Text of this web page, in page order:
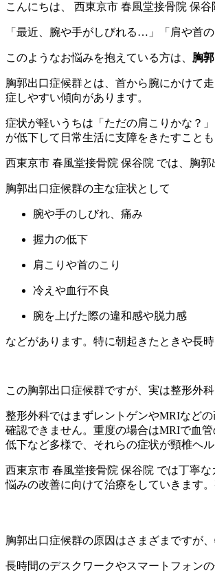
こんにちは、 西東京市 春風堂接骨院 保谷
「最近、腕や手がしびれる…」「肩や首
このようなお悩みを抱えている方は、 胸
胸郭出口症候群とは、首から腕にかけて
症しやすい傾向があります。
症状が軽いうちは「ただの肩こりかな？
が低下して日常生活に支障をきたすことも
西東京市 春風堂接骨院 保谷院 では、胸
胸郭出口症候群の主な症状として
腕や手のしびれ、痛み
握力の低下
肩こりや首のこり
冷えや血行不良
腕を上げた際の違和感や脱力感
などがあります。特に朝起きたときや長
この胸郭出口症候群ですが、実は整形外
整形外科ではまずレントゲンやMRIなど
確認できません。重度の場合はMRIで血
低下など多様で、それらの症状が頸椎ヘ
西東京市 春風堂接骨院 保谷院 では丁寧
悩みの改善に向けて治療をしていきます
胸郭出口症候群の原因はさまざまですが
長時間のデスクワークやスマートフォン